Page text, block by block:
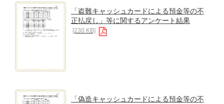
「盗難キャッシュカードによる預金等の不
正払戻し」等に関するアンケート結果
[230 KB]
「偽造キャッシュカードによる預金等の不